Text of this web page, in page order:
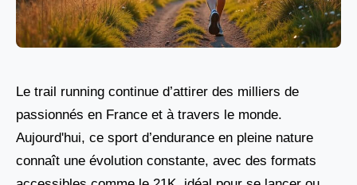
Le trail running continue d’attirer des milliers de
passionnés en France et à travers le monde.
Aujourd'hui, ce sport d’endurance en pleine nature
connaît une évolution constante, avec des formats